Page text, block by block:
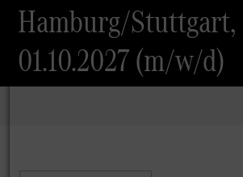
Hamburg/Stuttgart,
01.10.2027 (m/w/d)